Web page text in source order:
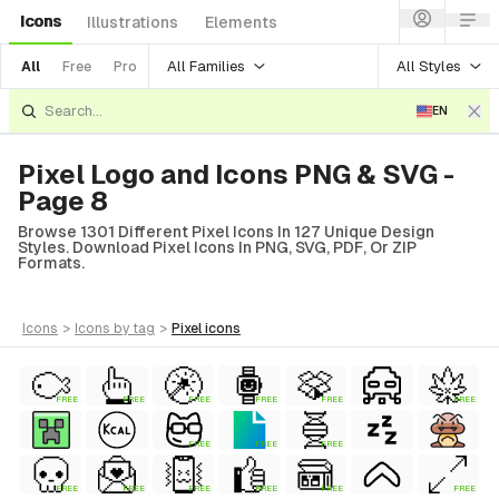
Icons Illustrations Elements
All Free Pro All Families All Styles
EN
Pixel Logo and Icons PNG & SVG -
Page 8
Browse 1301 Different Pixel Icons In 127 Unique Design
Styles. Download Pixel Icons In PNG, SVG, PDF, Or ZIP
Formats.
icons > icons by tag > pixel icons
FREE FREE FREE FREE FREE FREE
FREE FREE FREE
FREE FREE FREE FREE FREE FREE